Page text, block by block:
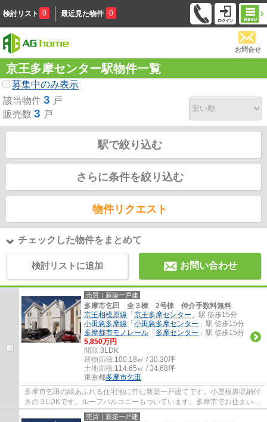
検討リスト 0 最近見た物件 0
お問合せ
京王多摩センター駅物件一覧
募集中のみ表示
該当物件 3 戸
販売数 3 戸
駅で絞り込む
さらに条件を絞り込む
物件リクエスト
チェックした物件をまとめて
検討リストに追加 お問い合わせ
売買｜新築一戸建
多摩市乞田 全３棟 2号棟 仲介手数料無料
京王相模原線 「 京王多摩センター 」駅 徒歩15分
小田急多摩線 「 小田急多摩センター 」駅 徒歩15分
多摩都市モノレール 「 多摩センター 」駅 徒歩15分
5,850万円
間取:3LDK
建物面積:100.18㎡ / 30.30坪
土地面積:114.65㎡ / 34.68坪
東京都多摩市乞田
多摩市乞田の緑あふれる住宅地に佇む新築一戸建てです。小屋根裏収納付
きの３LDKです。ルーフバルコニーもついています。多摩市でお住まいを
お探しなら多摩地区に詳しいエージーホーム...
売買｜新築一戸建